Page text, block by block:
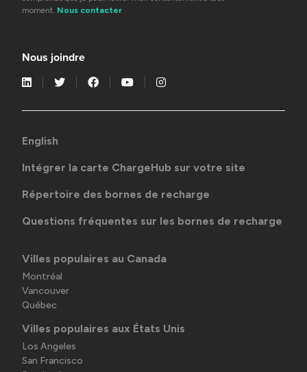
moment. Nous contacter
Nous joindre
English
Intégrer la carte ChargeHub sur votre site
Répertoire des bornes de recharge
Questions fréquentes sur les bornes de recharge
Villes populaires au Canada
Montréal
Vancouver
Québec
Villes populaires aux États Unis
Los Angeles
San Francisco